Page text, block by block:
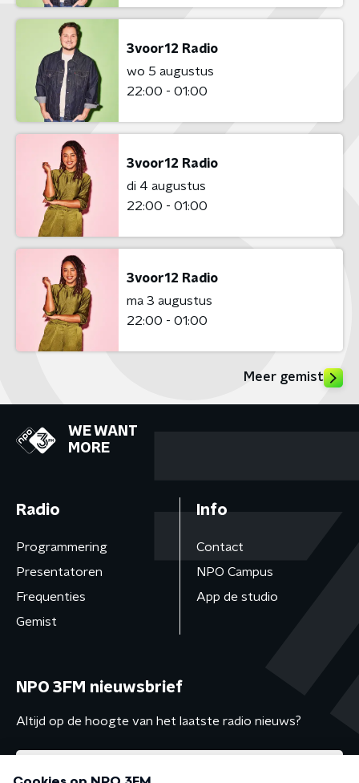
3voor12 Radio
wo 5 augustus
22:00 - 01:00
3voor12 Radio
di 4 augustus
22:00 - 01:00
3voor12 Radio
ma 3 augustus
22:00 - 01:00
Meer gemist
WE WANT
MORE
Radio
Programmering
Presentatoren
Frequenties
Gemist
Info
Contact
NPO Campus
App de studio
NPO 3FM nieuwsbrief
Altijd op de hoogte van het laatste radio nieuws?